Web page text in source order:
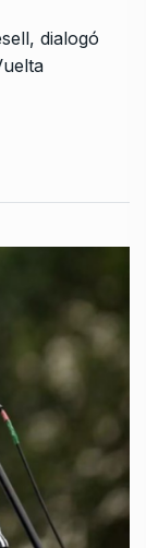
dialogó